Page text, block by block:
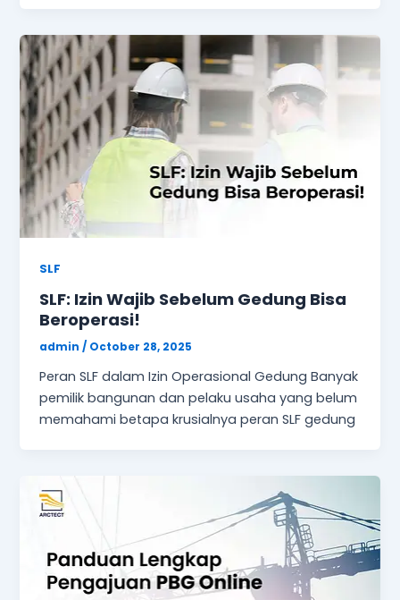
SLF
SLF: Izin Wajib Sebelum Gedung Bisa
Beroperasi!
admin/ October 28, 2025
Peran SLF dalam Izin Operasional Gedung Banyak
pemilik bangunan dan pelaku usaha yang belum
memahami betapa krusialnya peran SLF gedung